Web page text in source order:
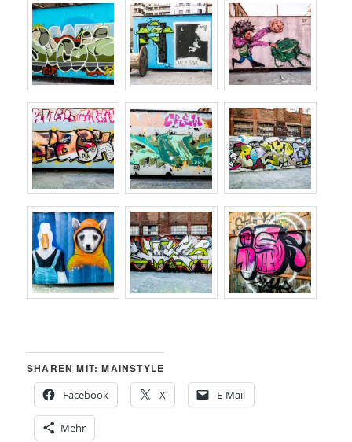
SHAREN MIT: MAINSTYLE
Facebook
X E-Mail
Mehr